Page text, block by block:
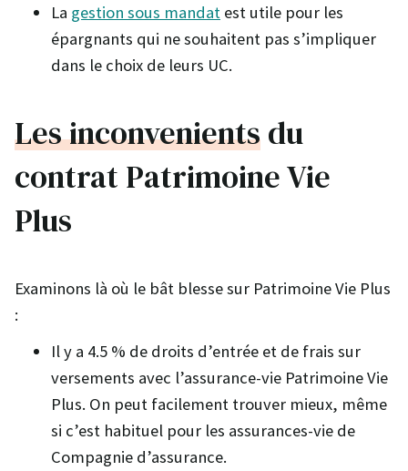
La gestion sous mandat est utile pour les
épargnants qui ne souhaitent pas s’impliquer
dans le choix de leurs UC.
Les inconvenientsdu
contrat Patrimoine Vie
Plus
Examinons là où le bât blesse sur Patrimoine Vie Plus
:
Il y a 4.5 % de droits d’entrée et de frais sur
versements avec l’assurance-vie Patrimoine Vie
Plus. On peut facilement trouver mieux, même
si c’est habituel pour les assurances-vie de
Compagnie d’assurance.